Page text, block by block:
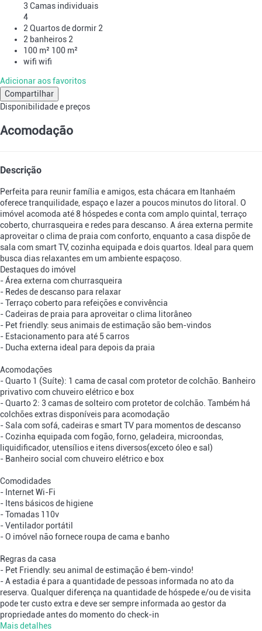
3 Camas individuais
4
2 Quartos de dormir 2
2 banheiros 2
100 m² 100 m²
wifi wifi
Adicionar aos favoritos
Compartilhar
Disponibilidade e preços
Acomodação
Descrição
Perfeita para reunir família e amigos, esta chácara em Itanhaém
oferece tranquilidade, espaço e lazer a poucos minutos do litoral. O
imóvel acomoda até 8 hóspedes e conta com amplo quintal, terraço
coberto, churrasqueira e redes para descanso. A área externa permite
aproveitar o clima de praia com conforto, enquanto a casa dispõe de
sala com smart TV, cozinha equipada e dois quartos. Ideal para quem
busca dias relaxantes em um ambiente espaçoso.
Destaques do imóvel
- Área externa com churrasqueira
- Redes de descanso para relaxar
- Terraço coberto para refeições e convivência
- Cadeiras de praia para aproveitar o clima litorâneo
- Pet friendly: seus animais de estimação são bem-vindos
- Estacionamento para até 5 carros
- Ducha externa ideal para depois da praia
Acomodações
- Quarto 1 (Suíte): 1 cama de casal com protetor de colchão. Banheiro
privativo com chuveiro elétrico e box
- Quarto 2: 3 camas de solteiro com protetor de colchão. Também há
colchões extras disponíveis para acomodação
- Sala com sofá, cadeiras e smart TV para momentos de descanso
- Cozinha equipada com fogão, forno, geladeira, microondas,
liquidificador, utensílios e itens diversos(exceto óleo e sal)
- Banheiro social com chuveiro elétrico e box
Comodidades
- Internet Wi-Fi
- Itens básicos de higiene
- Tomadas 110v
- Ventilador portátil
- O imóvel não fornece roupa de cama e banho
Regras da casa
- Pet Friendly: seu animal de estimação é bem-vindo!
- A estadia é para a quantidade de pessoas informada no ato da
reserva. Qualquer diferença na quantidade de hóspede e/ou de visita
pode ter custo extra e deve ser sempre informada ao gestor da
propriedade antes do momento do check-in
Mais detalhes